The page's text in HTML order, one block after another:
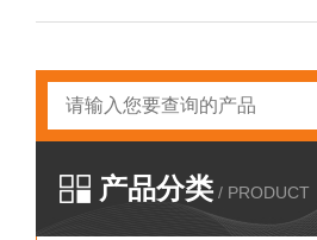
产品分类 / PRODUCT